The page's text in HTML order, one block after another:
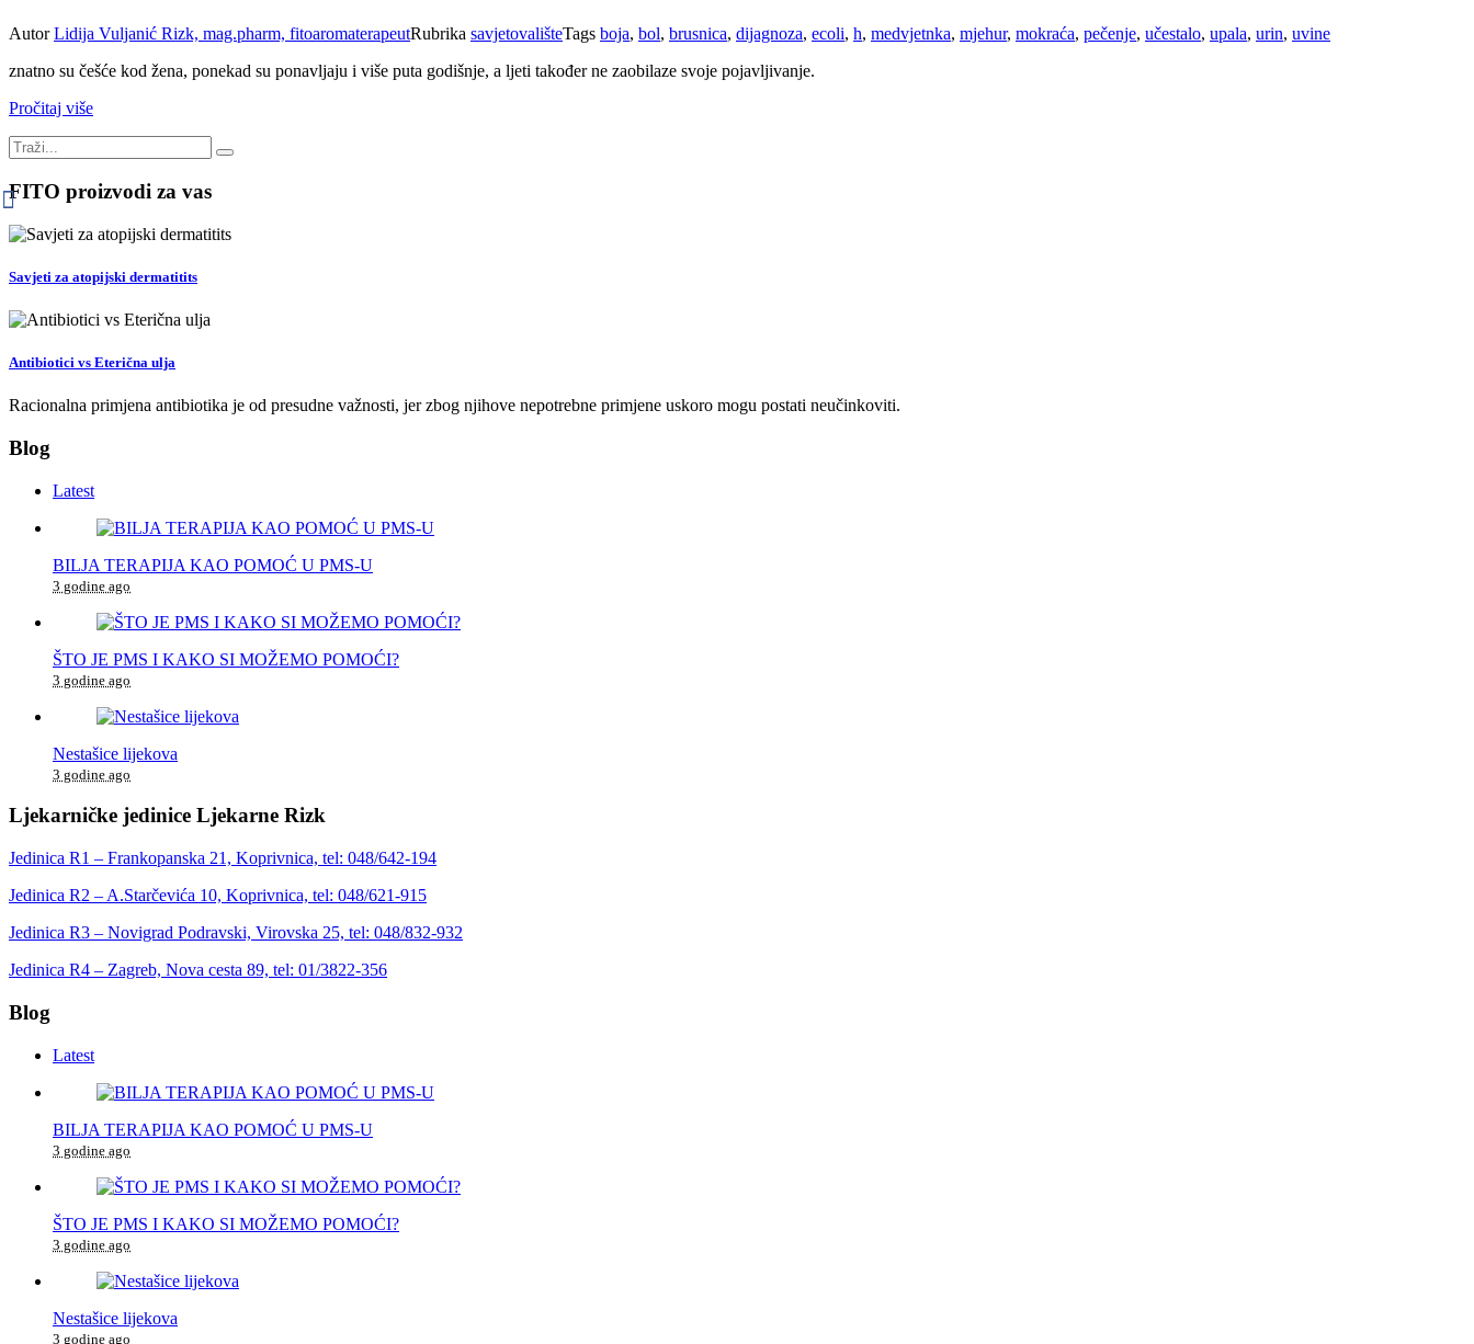
AutorLidija Vuljanić Rizk, mag.pharm, fitoaromaterapeutRubrika savjetovališteTags boja, bol, brusnica, dijagnoza, ecoli, h, medvjetnka, mjehur, mokraća, pečenje, učestalo, upala, urin, uvine
znatno su češće kod žena, ponekad su ponavljaju i više puta godišnje, a ljeti također ne zaobilaze svoje pojavljivanje.
Pročitaj više
FITO proizvodi za vas
Savjeti za atopijski dermatitits
Antibiotici vs Eterična ulja
Racionalna primjena antibiotika je od presudne važnosti, jer zbog njihove nepotrebne primjene uskoro mogu postati neučinkoviti.
Blog
Latest
BILJA TERAPIJA KAO POMOĆ U PMS-U
3 godine ago
ŠTO JE PMS I KAKO SI MOŽEMO POMOĆI?
3 godine ago
Nestašice lijekova
3 godine ago
Ljekarničke jedinice Ljekarne Rizk
Jedinica R1 – Frankopanska 21, Koprivnica, tel: 048/642-194
Jedinica R2 – A.Starčevića 10, Koprivnica, tel: 048/621-915
Jedinica R3 – Novigrad Podravski, Virovska 25, tel: 048/832-932
Jedinica R4 – Zagreb, Nova cesta 89, tel: 01/3822-356
Blog
Latest
BILJA TERAPIJA KAO POMOĆ U PMS-U
3 godine ago
ŠTO JE PMS I KAKO SI MOŽEMO POMOĆI?
3 godine ago
Nestašice lijekova
3 godine ago